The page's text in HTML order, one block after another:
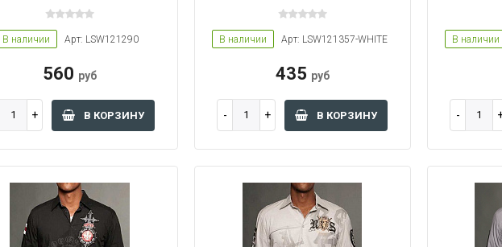
В наличии Арт: LSW121290
560 руб
В КОРЗИНУ
В наличии Арт: LSW121357-WHITE
435 руб
В КОРЗИНУ
M
В наличии
M